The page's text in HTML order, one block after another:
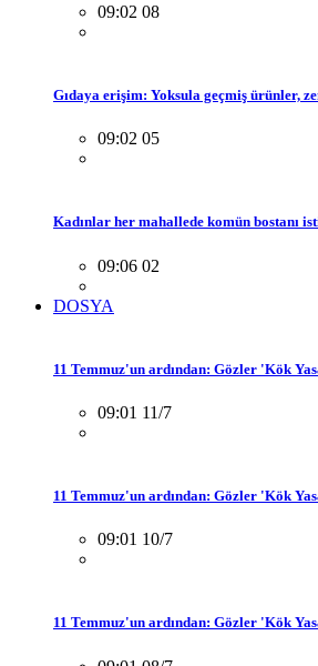
09:02 08
Gıdaya erişim: Yoksula geçmiş ürünler,
09:02 05
Kadınlar her mahallede komün bostanı
09:06 02
DOSYA
11 Temmuz'un ardından: Gözler 'Kök
09:01 11/7
11 Temmuz'un ardından: Gözler 'Kök
09:01 10/7
11 Temmuz'un ardından: Gözler 'Kök